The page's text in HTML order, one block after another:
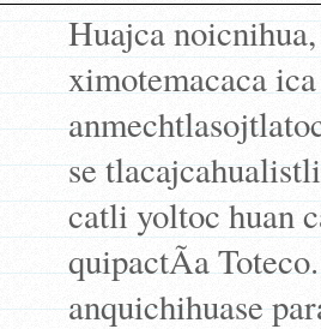
Huajca
ximotemacaca
se
catli yoltoc huan
quipactÃ­a
anquichihuase